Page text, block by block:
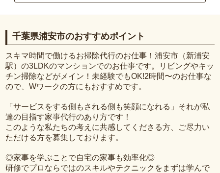
千葉県浦安市のおすすめポイント
スキマ時間で働けるお掃除代行のお仕事！浦安市（新浦安
駅）の3LDKのマンションでのお仕事です。リビングやキッ
チン掃除などがメイン！未経験でもOK!2時間〜のお仕事な
ので、Wワークの方にもおすすめです。
「サービスをする側もされる側も笑顔になれる」それが私
達の目指す家事代行のあり方です！
このような私たちの考えに共感してくださる方、ご尽力い
ただける方を募集しております。
◎家事を学ぶことで自宅の家事も効率化◎
研修でプロならではのスキルやテクニックをまずは学んで